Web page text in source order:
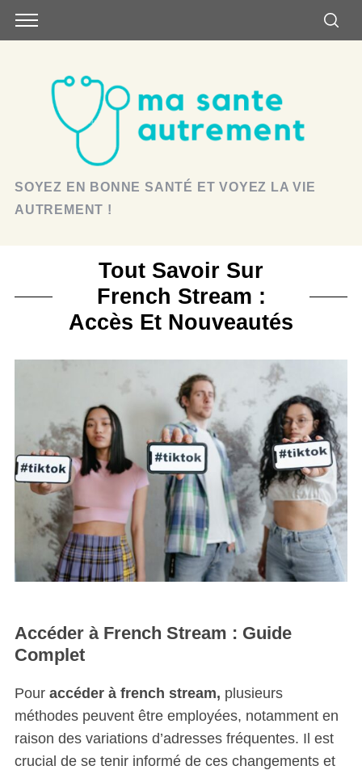
SOYEZ EN BONNE SANTÉ ET VOYEZ LA VIE
AUTREMENT !
Tout Savoir Sur
French Stream :
Accès Et Nouveautés
Accéder à French Stream : Guide
Complet
Pour accéder à french stream, plusieurs
méthodes peuvent être employées, notamment en
raison des variations d’adresses fréquentes. Il est
crucial de se tenir informé de ces changements et